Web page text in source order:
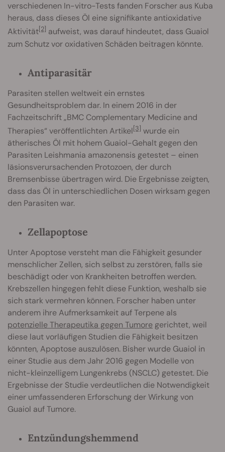
verschiedenen In-vitro-Tests fanden Forscher aus Kuba
heraus, dass dieses Öl eine signifikante antioxidative
Aktivität[2] aufweist, was darauf hindeutet, dass Guaiol
zum Schutz vor oxidativen Schäden beitragen könnte.
Antiparasitär
Parasiten stellen weltweit ein ernstes
Gesundheitsproblem dar. In einem 2016 in der
Fachzeitschrift „BMC Complementary Medicine and
Therapies“ veröffentlichten Artikel[3] wurde ein
ätherisches Öl mit hohem Guaiol-Gehalt gegen den
Parasiten Leishmania amazonensis getestet – einen
läsionsverursachenden Protozoen, der durch
Bremsenbisse übertragen wird. Die Ergebnisse zeigten,
dass das Öl in unterschiedlichen Dosen wirksam gegen
den Parasiten war.
Zellapoptose
Unter Apoptose versteht man die Fähigkeit gesunder
menschlicher Zellen, sich selbst zu zerstören, falls sie
beschädigt oder von Krankheiten betroffen werden.
Krebszellen hingegen fehlt diese Funktion, weshalb sie
sich stark vermehren können. Forscher haben unter
anderem ihre Aufmerksamkeit auf Terpene als
potenzielle Therapeutika gegen Tumore gerichtet, weil
diese laut vorläufigen Studien die Fähigkeit besitzen
könnten, Apoptose auszulösen. Bisher wurde Guaiol in
einer Studie aus dem Jahr 2016 gegen Modelle von
nicht-kleinzelligem Lungenkrebs (NSCLC) getestet. Die
Ergebnisse der Studie verdeutlichen die Notwendigkeit
einer umfassenderen Erforschung der Wirkung von
Guaiol auf Tumore.
Entzündungshemmend